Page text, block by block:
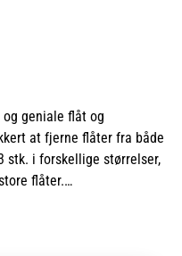
geniale flåt og
at fjerne flåter fra både
stk. i forskellige størrelser,
flåter.